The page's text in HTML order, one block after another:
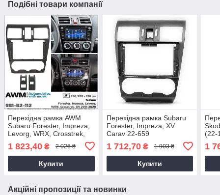
Подібні товари компанії
Перехідна рамка AWM
Subaru Forester, Impreza,
Levorg, WRX, Crosstrek,
1 823,40 ₴ 2 026 ₴
Купити
Перехідна рамка Subaru
Forester, Impreza, XV
Carav 22-659
1 712,70₴ 1 903 ₴
Купити
(22-
1
Акційні пропозиції та новинки